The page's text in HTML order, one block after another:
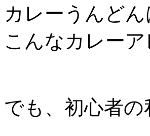
カレーうんど
こんなカレー
でも、初心者